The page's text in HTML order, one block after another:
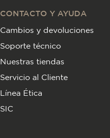
CONTACTO Y AYUDA
Cambios y devoluciones
Soporte técnico
Nuestras tiendas
Servicio al Cliente
Línea Ética
SIC